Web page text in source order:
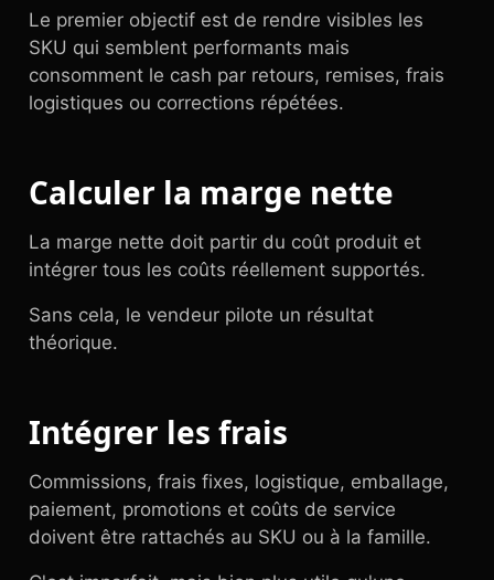
Le premier objectif est de rendre visibles les
SKU qui semblent performants mais
consomment le cash par retours, remises, frais
logistiques ou corrections répétées.
Calculer la marge nette
La marge nette doit partir du coût produit et
intégrer tous les coûts réellement supportés.
Sans cela, le vendeur pilote un résultat
théorique.
Intégrer les frais
Commissions, frais fixes, logistique, emballage,
paiement, promotions et coûts de service
doivent être rattachés au SKU ou à la famille.